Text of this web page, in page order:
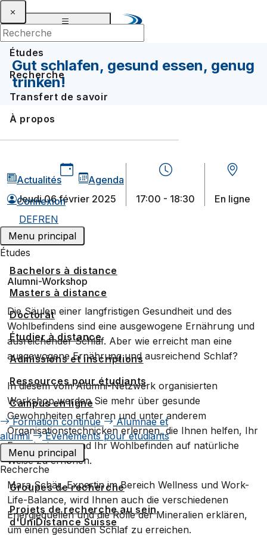
Études
Recherche
Transfert de savoir
À propos
Actualités
Agenda
Connexion
DEFREN
Menu principal
Études
Bachelors à distance
Masters à distance
Doctorat
Étudier à distance
Admissions et inscriptions
Ressources pour étudiants
Campus en ligne
Formation continue
Alumnae et
alumni
Événements pour étudiants
Menu principal
Recherche
Groupes de recherche
Projets de recherche au sein
d'UniDistance Suisse
Gut schlafen, gesund essen, genug
trinken!
jeudi 06 février 2025 17:00 - 18:30 En ligne
Alumni-Workshop
Die Säulen einer langfristigen Gesundheit und des
Wohlbefindens sind eine ausgewogene Ernährung und
ausreichender Schlaf. Aber wie erreicht man eine
ausgewogene Ernährung und ausreichend Schlaf?
In diesem vom Alumni-Netzwerk organisierten
Workshop werden Sie mehr über gesunde
Gewohnheiten erfahren und unter anderem
Organisationstechnicken erlernen, die Ihnen helfen, Ihr
Energieniveau und Ihr Wohlbefinden auf natürliche
Weise zu erhöhen.
Mara Schär, Expertin im Bereich Wellness und Work-
Life-Balance, wird Ihnen auch die verschiedenen
Energiequellen und die Rolle der Mineralien erklären,
um einen gesunden Schlaf zu erreichen.